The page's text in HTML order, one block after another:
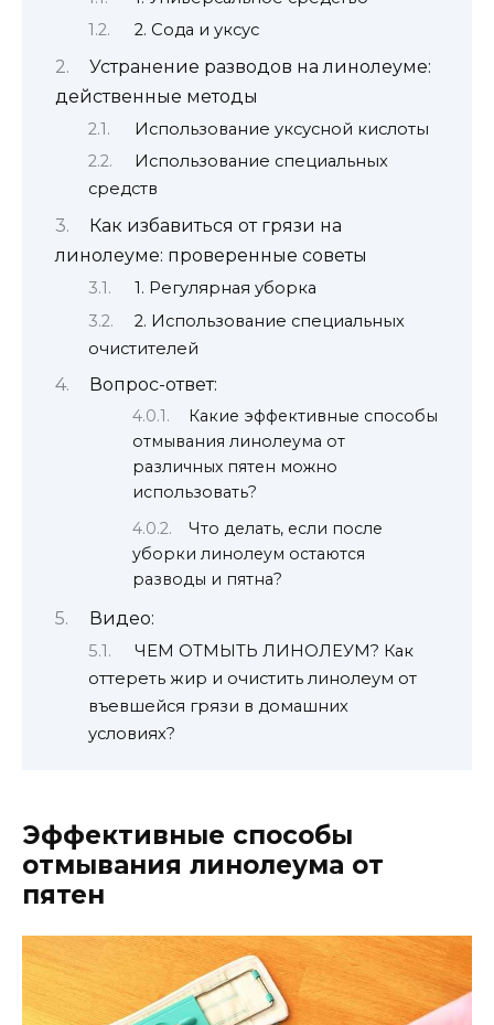
2. Сода и уксус
Устранение разводов на линолеуме:
действенные методы
Использование уксусной кислоты
Использование специальных
средств
Как избавиться от грязи на
линолеуме: проверенные советы
1. Регулярная уборка
2. Использование специальных
очистителей
Вопрос-ответ:
Какие эффективные способы
отмывания линолеума от
различных пятен можно
использовать?
Что делать, если после
уборки линолеум остаются
разводы и пятна?
Видео:
ЧЕМ ОТМЫТЬ ЛИНОЛЕУМ? Как
оттереть жир и очистить линолеум от
въевшейся грязи в домашних
условиях?
Эффективные способы
отмывания линолеума от
пятен